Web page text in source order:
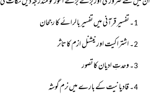
1۔ تفسیر قرآنی میں تفسیر بالرائے کا رجحان
2۔ اشتراکیت اور نیشنل ازم کا تاثر
3۔ وحدتِ ادیان کا تصور
4۔ قادیانیت کے بارے میں نرم گوشہ